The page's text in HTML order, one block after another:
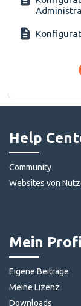
Help
Community
Websites von
Mein
Eigene Beiträge
Meine Lizenz
Downloads